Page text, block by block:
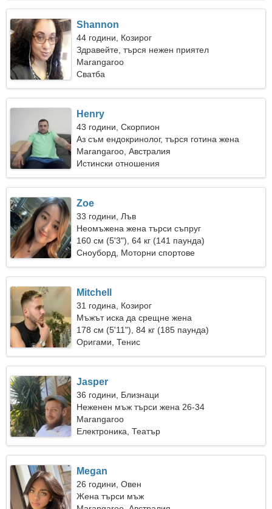
Shannon
44 години, Козирог
Здравейте, търся нежен приятел
Marangaroo
Сватба
Henry
43 години, Скорпион
Аз съм ендокринолог, търся готина жена
Marangaroo, Австралия
Истински отношения
Zoe
33 години, Лъв
Неомъжена жена търси съпруг
160 см (5'3"), 64 кг (141 паунда)
Сноуборд, Моторни спортове
Mitchell
31 година, Козирог
Мъжът иска да срещне жена
178 см (5'11"), 84 кг (185 паунда)
Оригами, Тенис
Jasper
36 години, Близнаци
Неженен мъж търси жена 26-34
Marangaroo
Електроника, Театър
Megan
26 години, Овен
Жена търси мъж